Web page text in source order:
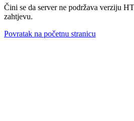
Čini se da server ne podržava verziju
zahtjevu.
Povratak na početnu stranicu